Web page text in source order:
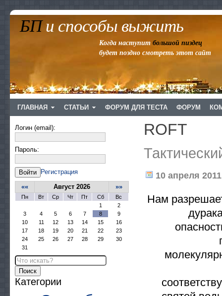
БПи способы выжить
Когда наступит большой пиздец
будет поздно смотреть этот сайт
ГЛАВНАЯ СТАТЬИ ФОРУМ ДЛЯ ТЕСТА ФОРУМ
ROFT
10 апреля 2011
Нам
Логин (email):
Пароль:
Войти
Регистрация
««
Август 2026 »»
Пн Вт Ср Чт Пт Сб
Вс
1
2
3
4 5 6 7 8
9
10
11 12 13 14 15
16
17
18 19 20 21 22
23
24
25 26 27 28 29
30
31
Поиск
Категории